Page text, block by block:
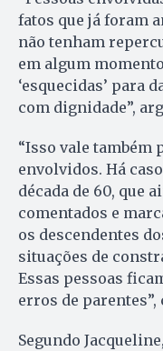
fatos que já foram
não tenham
em algum
‘esquecidas’ para
com dignidade”,
“Isso vale também
envolvidos. Há
década de 60, que
comentados e
os descendentes
situações de
Essas pessoas
erros de
Segundo